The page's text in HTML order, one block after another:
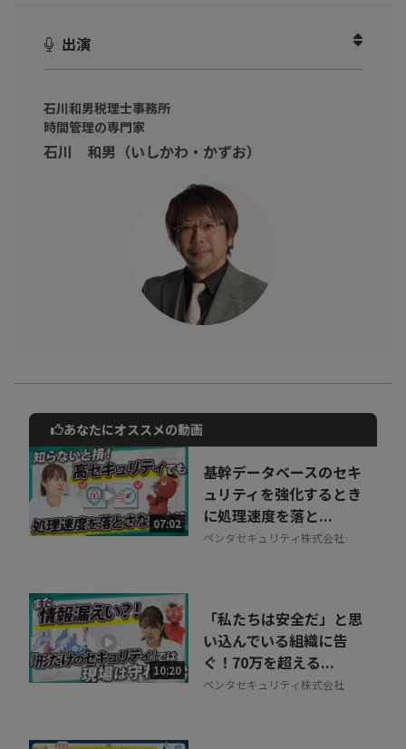
もっている方必見。
出演
石川和男税理士事務所
時間管理の専門家
石川 和男（いしかわ・かずお）
動画でご紹介しているサービスについて
お気軽にご相談・ご質問いただけます！
30秒でお申し込み可能
相談を希望する 無料
あなたにオススメの動画
07:02
基幹データベースのセキ
ュリティを強化するとき
に処理速度を落と...
ペンタセキュリティ株式会社
10:20
「私たちは安全だ」と思
い込んでいる組織に告
ぐ！70万を超える...
ペンタセキュリティ株式会社